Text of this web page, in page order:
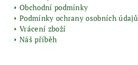
Obchodní podmínky
Podmínky ochrany osobních údajů
Vrácení zboží
Náš příběh